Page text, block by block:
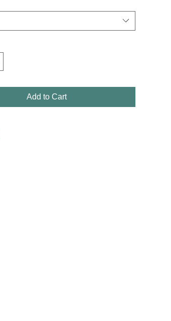
Add to Cart